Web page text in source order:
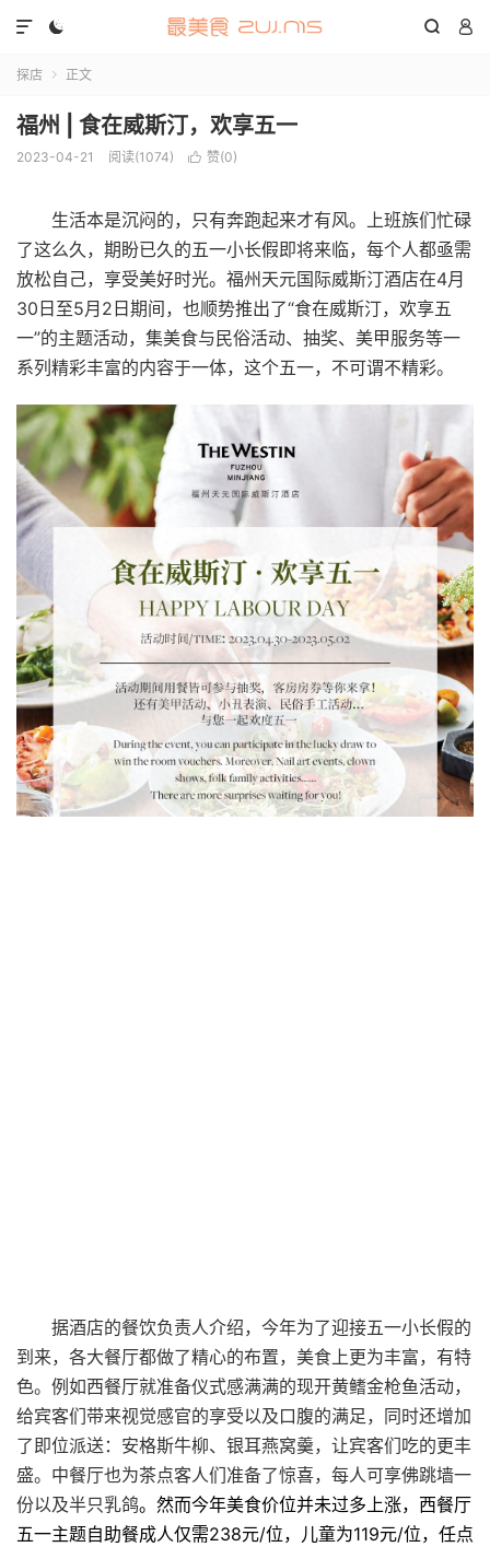
  

探店  正文
福州 | 食在威斯汀，欢享五一
2023-04-21 阅读(1074)  赞(0)
生活本是沉闷的，只有奔跑起来才有风。上班族们忙碌
了这么久，期盼已久的五一小长假即将来临，每个人都亟需
放松自己，享受美好时光。福州天元国际威斯汀酒店在4月
30日至5月2日期间，也顺势推出了“食在威斯汀，欢享五
一”的主题活动，集美食与民俗活动、抽奖、美甲服务等一
系列精彩丰富的内容于一体，这个五一，不可谓不精彩。
据酒店的餐饮负责人介绍，今年为了迎接五一小长假的
到来，各大餐厅都做了精心的布置，美食上更为丰富，有特
色。例如西餐厅就准备仪式感满满的现开黄鳍金枪鱼活动，
给宾客们带来视觉感官的享受以及口腹的满足，同时还增加
了即位派送：安格斯牛柳、银耳燕窝羹，让宾客们吃的更丰
盛。中餐厅也为茶点客人们准备了惊喜，每人可享佛跳墙一
份以及半只乳鸽。然而今年美食价位并未过多上涨，西餐厅
五一主题自助餐成人仅需238元/位，儿童为119元/位，任点